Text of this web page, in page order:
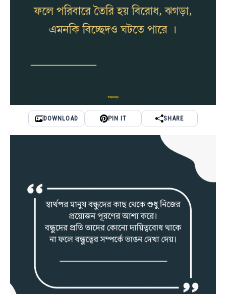
DOWNLOAD PIN IT SHARE